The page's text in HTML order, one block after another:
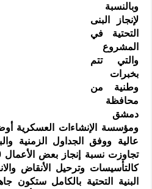
وبالنسبة
لإنجاز البنى
التحتية في
المشروع
والتي تتم
بخبرات
وطنية من
محافظة
دمشق
ومؤسسة الإنشاءات العسكرية
عالية ووفق الجداول الزمنية
كالتأسيسات وترحيل الأنقاض
البنية التحتية بالكامل ستكون